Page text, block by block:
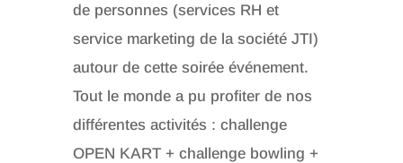
de personnes (services RH et
service marketing de la société JTI)
autour de cette soirée événement.
Tout le monde a pu profiter de nos
différentes activités : challenge
OPEN KART + challenge bowling +